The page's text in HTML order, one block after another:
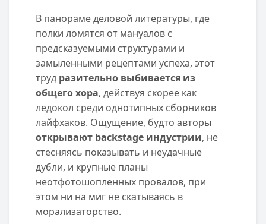
В панораме деловой литературы, где
полки ломятся от мануалов с
предсказуемыми структурами и
замыленными рецептами успеха, этот
труд разительно выбивается из
общего хора, действуя скорее как
ледокол среди однотипных сборников
лайфхаков. Ощущение, будто авторы
открывают backstage индустрии, не
стесняясь показывать и неудачные
дубли, и крупные планы
неотфотошопленных провалов, при
этом ни на миг не скатываясь в
морализаторство.